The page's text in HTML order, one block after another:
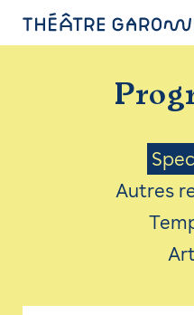
PROGRAMME
INFOS
AVEC LES
ACCESSIBILITÉ
LES
Autres